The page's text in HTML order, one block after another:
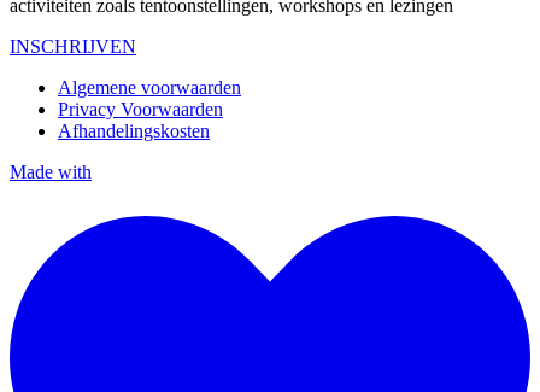
activiteiten zoals tentoonstellingen, workshops en lezingen
INSCHRIJVEN
Algemene voorwaarden
Privacy Voorwaarden
Afhandelingskosten
Made with